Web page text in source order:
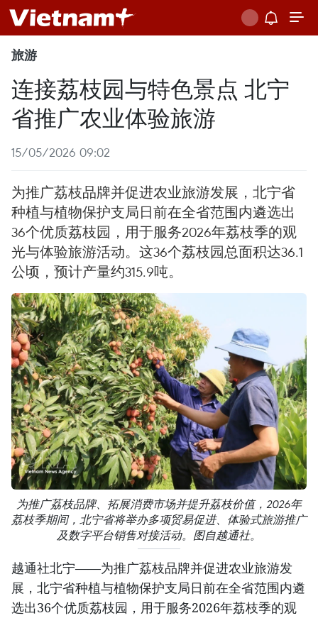
旅游
连接荔枝园与特色景点 北宁
省推广农业体验旅游
15/05/2026 09:02
为推广荔枝品牌并促进农业旅游发展，北宁省
种植与植物保护支局日前在全省范围内遴选出
36个优质荔枝园，用于服务2026年荔枝季的观
光与体验旅游活动。这36个荔枝园总面积达36.1
公顷，预计产量约315.9吨。
为推广荔枝品牌、拓展消费市场并提升荔枝价值，2026年
荔枝季期间，北宁省将举办多项贸易促进、体验式旅游推广
及数字平台销售对接活动。图自越通社。
越通社北宁——为推广荔枝品牌并促进农业旅游发
展，北宁省种植与植物保护支局日前在全省范围内遴
选出36个优质荔枝园，用于服务2026年荔枝季的观